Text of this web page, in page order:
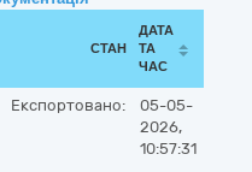
СТАН
ДАТА
ТА
ЧАС
Експортовано:
05-05-
2026,
10:57:31